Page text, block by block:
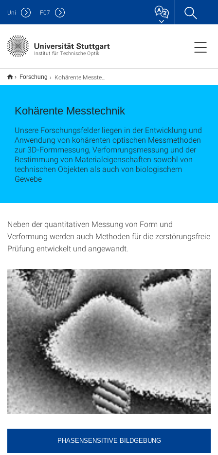
Institut für Technische Optik
Uni F07
Forschung Kohärente Messtechnik
Kohärente Messtechnik
Unsere Forschungsfelder liegen in der Entwicklung und
Anwendung von kohärenten optischen Messmethoden
zur 3D-Formmessung, Verfomrungsmessung und der
Bestimmung von Materialeigenschaften sowohl von
technischen Objekten als auch von biologischem
Gewebe
Neben der quantitativen Messung von Form und
Verformung werden auch Methoden für die zerstörungsfreie
Prüfung entwickelt und angewandt.
PHASENSENSITIVE BILDGEBUNG